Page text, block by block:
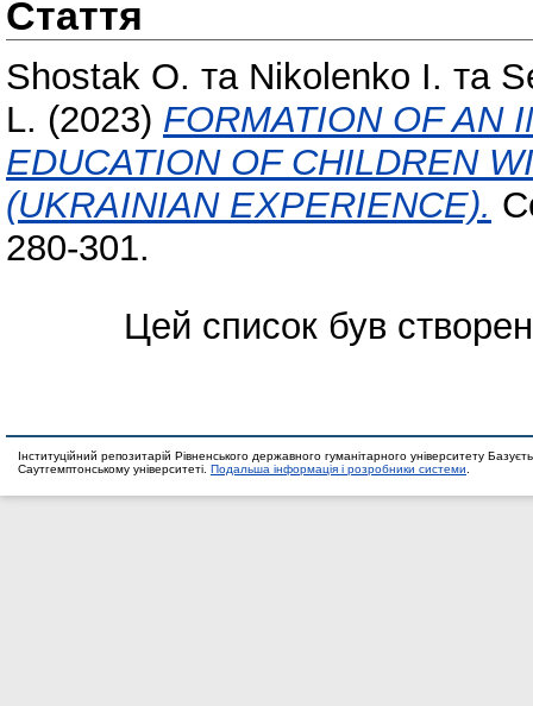
Стаття
Shostak O. та Nikolenko I. та
L. (2023) FORMATION OF AN
EDUCATION OF CHILDREN
(UKRAINIAN EXPERIENCE).
280-301.
Цей список був
Інституційний репозитарій Рівненського державного гуманітарного університету
Саутгемптонському університеті. Подальша інформація і розробники системи